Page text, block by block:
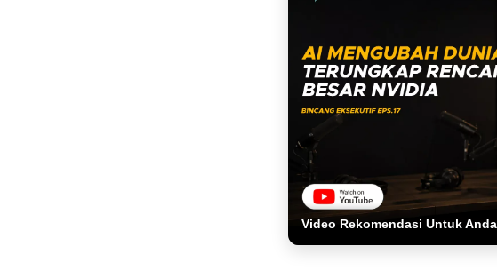
Video Rekomendasi Untuk Anda